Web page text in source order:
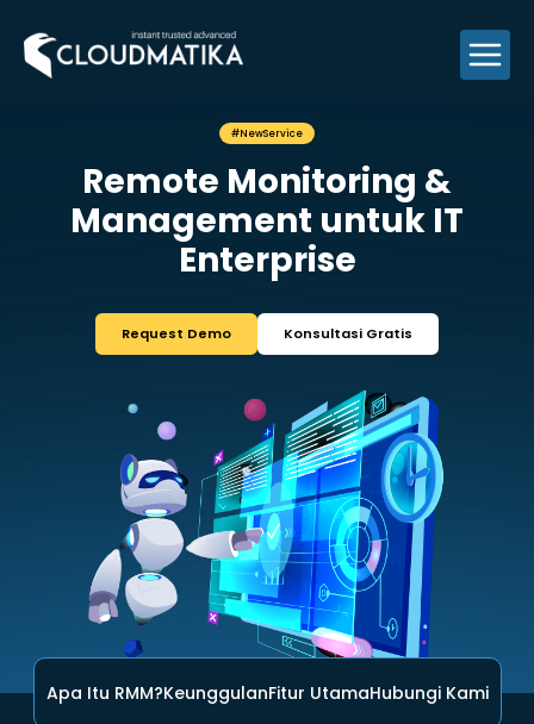
content
#NewService
Remote
Management
Enterprise
Request Demo Konsultasi
Apa Itu RMM?KeunggulanFitur UtamaHubungi Kami